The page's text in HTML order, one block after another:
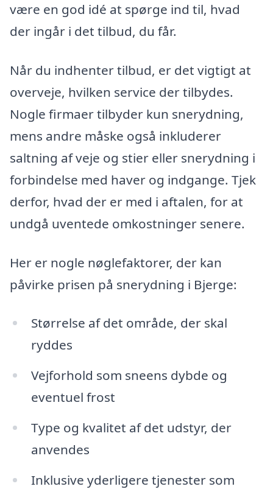
være en god idé at spørge ind til, hvad
der ingår i det tilbud, du får.
Når du indhenter tilbud, er det vigtigt at
overveje, hvilken service der tilbydes.
Nogle firmaer tilbyder kun snerydning,
mens andre måske også inkluderer
saltning af veje og stier eller snerydning i
forbindelse med haver og indgange. Tjek
derfor, hvad der er med i aftalen, for at
undgå uventede omkostninger senere.
Her er nogle nøglefaktorer, der kan
påvirke prisen på snerydning i Bjerge:
Størrelse af det område, der skal
ryddes
Vejforhold som sneens dybde og
eventuel frost
Type og kvalitet af det udstyr, der
anvendes
Inklusive yderligere tjenester som